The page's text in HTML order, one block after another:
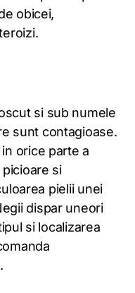
obicei,
si sub numele
sunt contagioase.
orice parte a
si
pielii unei
dispar uneori
si localizarea